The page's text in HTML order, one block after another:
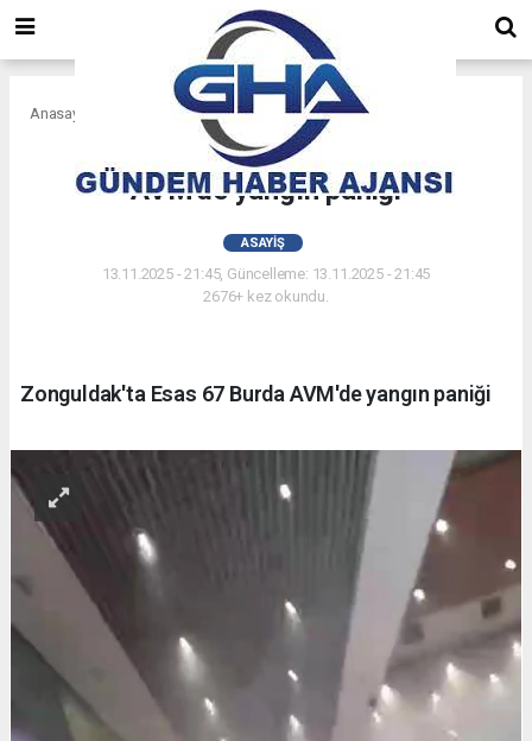
Anasayfa
Zonguldak'ta Esas 67 Burda
AVM'de yangın paniği
ASAYIŞ
13.11.2025 - 21:45, Güncelleme: 13.11.2025 - 21:45
2676+ kez okundu.
Zonguldak'ta Esas 67 Burda AVM'de yangın paniği